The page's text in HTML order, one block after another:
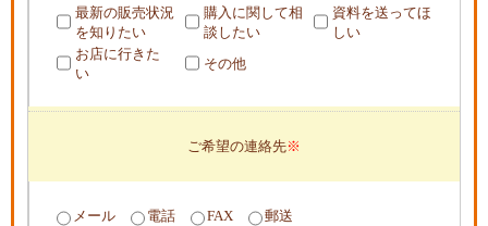
最新の販売状況
を知りたい
購入に関して相
談したい
資料を送ってほ
しい
お店に行きた
い
その他
ご希望の連絡先
メール 電話 FAX 郵送